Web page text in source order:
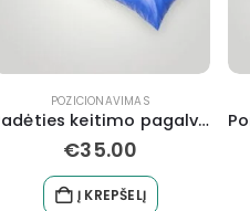
POZICIONAVIMAS
Padėties keitimo pagalvė 80×25 cm
€35.00
Į KREPŠELĮ